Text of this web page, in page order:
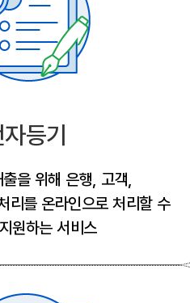
등기
을 위해 은행, 고객,
리를 온라인으로 처리할 수
원하는 서비스